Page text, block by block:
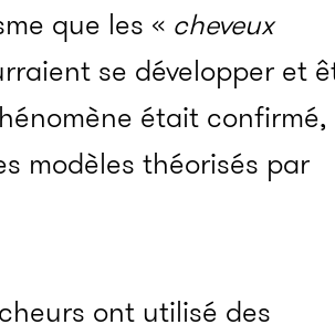
que les « cheveux
se développer et
était confirmé,
modèles théorisés par
ont utilisé des